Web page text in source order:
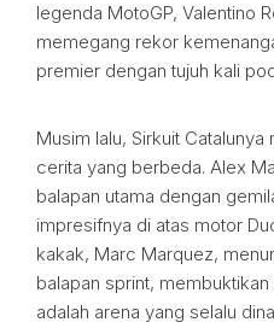
legenda MotoGP, Valentino
memegang rekor
premier dengan tujuh kali
Musim lalu, Sirkuit
cerita yang berbeda. Alex
balapan utama dengan
impresifnya di atas motor
kakak, Marc Marquez,
balapan sprint,
adalah arena yang selalu